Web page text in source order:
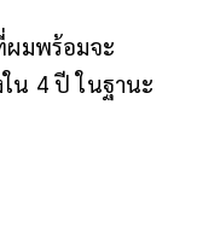
ผมพร้อมจะ
น 4 ปี ในฐานะ